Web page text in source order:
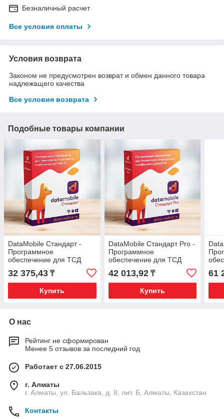
Безналичный расчет
Все условия оплаты
Условия возврата
Законом не предусмотрен возврат и обмен данного товара
надлежащего качества
Все условия возврата
Подобные товары компании
DataMobile Стандарт -
Программное
обеспечение для ТСД
Подписка на 12 месяцев
32 375,43 ₸
Купить
DataMobile Стандарт Pro -
Программное
обеспечение для ТСД
Подписка на 6 месяцев
42 013,92₸
Купить
61
О нас
Рейтинг не сформирован
Менее 5 отзывов за последний год
Работает с 27.06.2015
г. Алматы
г. Алматы, ул. Бальзака, д. 8, лит. Б, Алматы, Казахстан
Контакты